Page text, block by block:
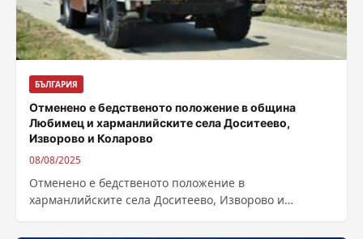
БЪЛГАРИЯ
Отменено е бедственото положение в община
Любимец и харманлийските села Доситеево,
Изворово и Коларово
08/08/2025
Отменено е бедственото положение в
харманлийските села Доситеево, Изворово и